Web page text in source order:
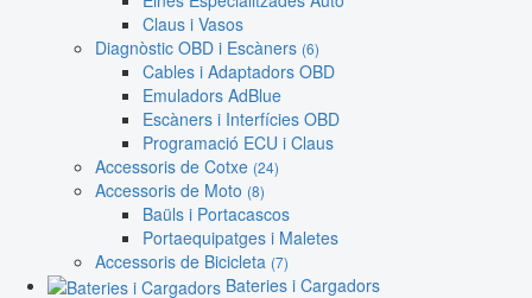
Claus i Vasos
Diagnòstic OBD i Escàners (6)
Cables i Adaptadors OBD
Emuladors AdBlue
Escàners i Interfícies OBD
Programació ECU i Claus
Accessoris de Cotxe (24)
Accessoris de Moto (8)
Baüls i Portacascos
Portaequipatges i Maletes
Accessoris de Bicicleta (7)
Bateries i Cargadors